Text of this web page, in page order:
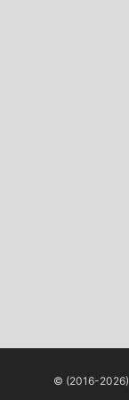
© (2016-2026)